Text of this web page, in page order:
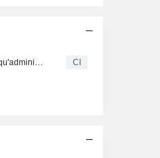
Belluscura plc annonce la fin du mandat de Simon Neicheril en tant qu'administrateur, à compter du 2 mai 2025 CI